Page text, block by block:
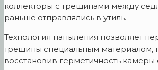
коллекторы с трещинами между
раньше отправлялись в утиль.
Технология напыления позволяет
трещины специальным материалом,
восстановив герметичность камеры